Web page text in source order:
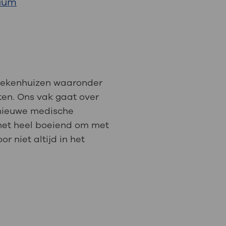
waaronder
Ons vak gaat over
medische
heel boeiend om met
niet altijd in het